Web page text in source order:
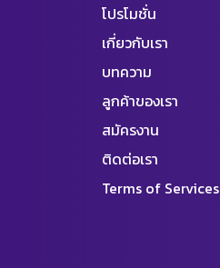
โปรโมชั่น
เกี่ยวกับเรา
บทความ
ลูกค้าของเรา
สมัครงาน
ติดต่อเรา
Terms of Services